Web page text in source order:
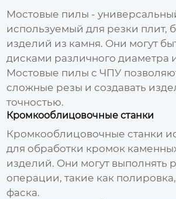
Мостовые пилы -
используемый для резки плит,
изделий из камня. Они могут
дисками различного диаметра
Мостовые пилы с ЧПУ
сложные резы и создавать
точностью.
Кромкооблицовочные станки
Кромкооблицовочные станки
для обработки кромок
изделий. Они могут выполнять
операции, такие как
фаска.